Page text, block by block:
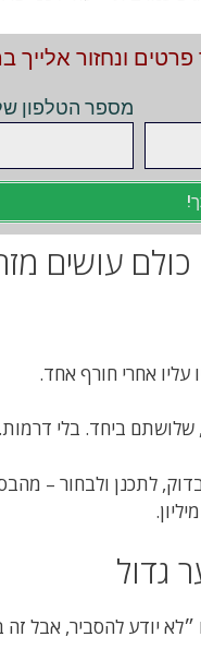
ונחזור אלייך
מספר הטלפון
עושים מזה
עליו אחרי חורף אחד.
שלושתם ביחד. בלי דרמות.
לתכנן ולבחור –
יודע להסביר, אבל זה